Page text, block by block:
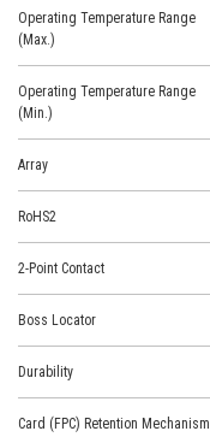
Operating Temperature Range
(Max.)
Operating Temperature Range
(Min.)
Array
RoHS2
2-Point Contact
Boss Locator
Durability
Card (FPC) Retention Mechanism